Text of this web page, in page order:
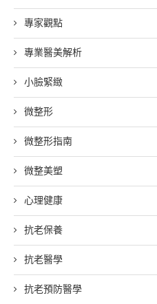
專家觀點
專業醫美解析
小臉緊緻
微整形
微整形指南
微整美塑
心理健康
抗老保養
抗老醫學
抗老預防醫學